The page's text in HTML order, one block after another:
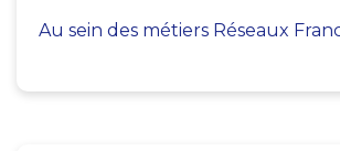
Au sein des métiers Réseaux